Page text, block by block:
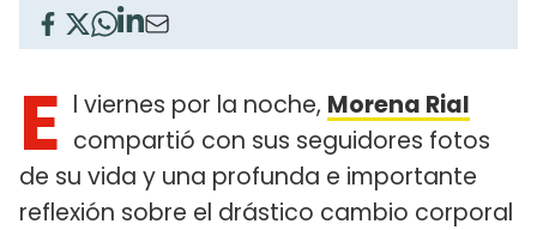
E l viernes por la noche, Morena Rial
compartió con sus seguidores fotos
de su vida y una profunda e importante
reflexión sobre el drástico cambio corporal